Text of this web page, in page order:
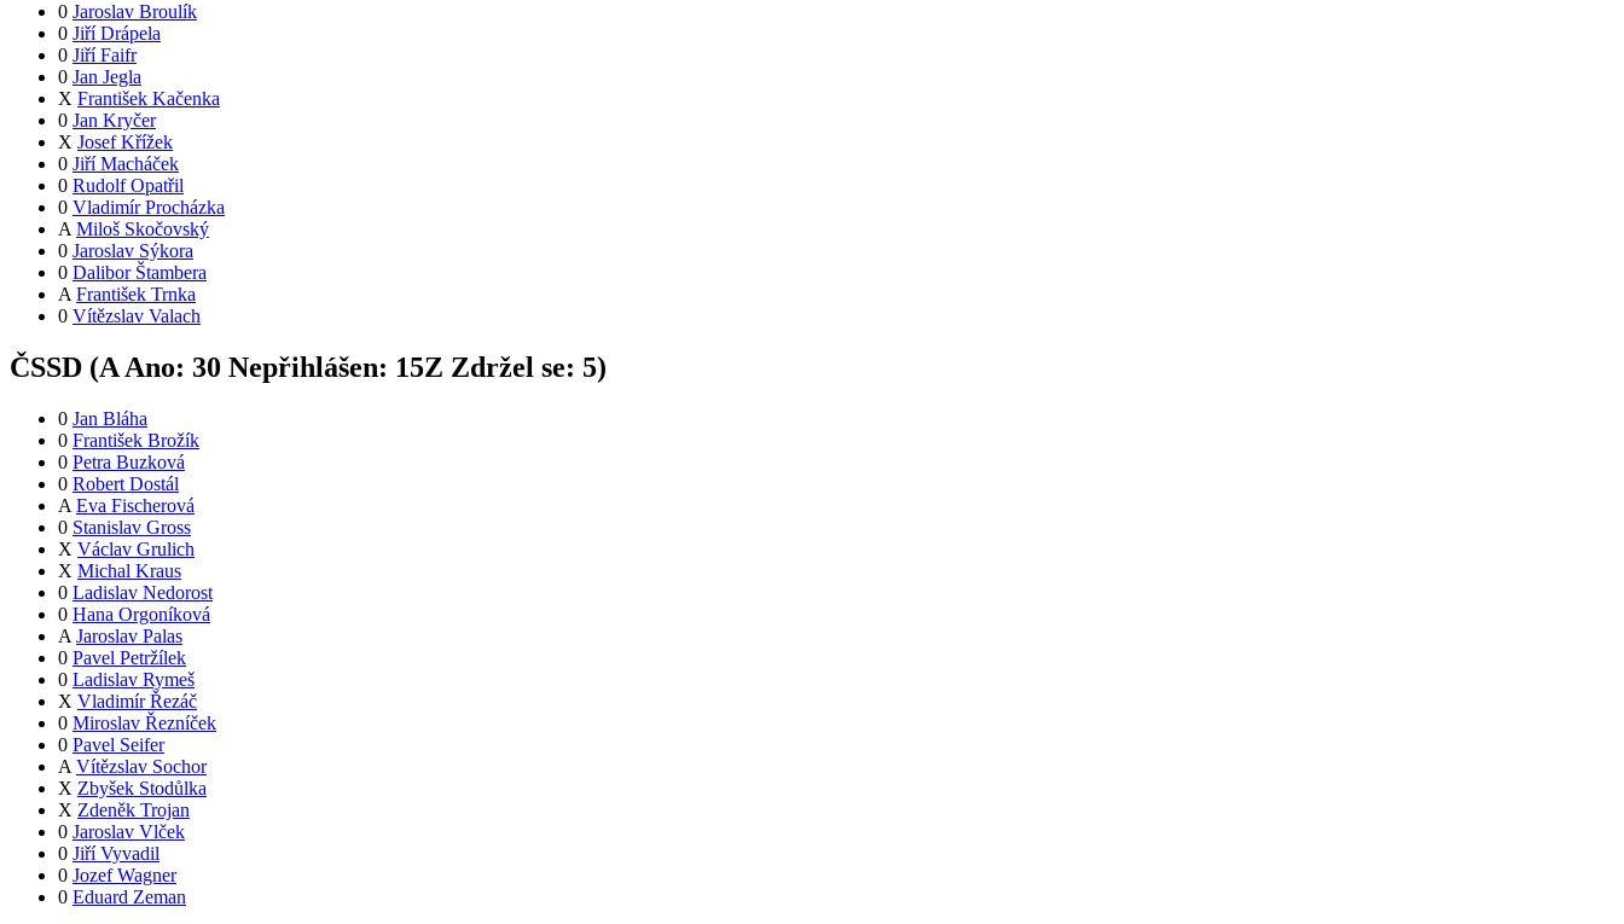
0 Jaroslav Broulík
0 Jiří Drápela
0 Jiří Faifr
0 Jan Jegla
X František Kačenka
0 Jan Kryčer
X Josef Křížek
0 Jiří Macháček
0 Rudolf Opatřil
0 Vladimír Procházka
A Miloš Skočovský
0 Jaroslav Sýkora
0 Dalibor Štambera
A František Trnka
0 Vítězslav Valach
ČSSD (AAno: 30 Nepřihlášen: 15Z Zdržel se: 5)
0 Jan Bláha
0 František Brožík
0 Petra Buzková
0 Robert Dostál
A Eva Fischerová
0 Stanislav Gross
X Václav Grulich
X Michal Kraus
0 Ladislav Nedorost
0 Hana Orgoníková
A Jaroslav Palas
0 Pavel Petržílek
0 Ladislav Rymeš
X Vladimír Řezáč
0 Miroslav Řezníček
0 Pavel Seifer
A Vítězslav Sochor
X Zbyšek Stodůlka
X Zdeněk Trojan
0 Jaroslav Vlček
0 Jiří Vyvadil
0 Jozef Wagner
0 Eduard Zeman